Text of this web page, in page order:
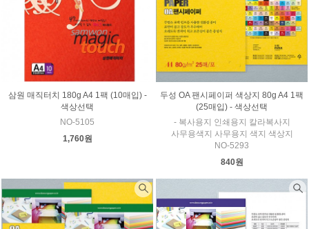
삼원 매직터치 180g A4 1팩 (10매입) -
색상선택
NO-5105
1,760원
두성 OA 팬시페이퍼 색상지 80g A4 1팩
(25매입) - 색상선택
- 복사용지 인쇄용지 칼라복사지
사무용색지 사무용지 색지 색상지
NO-5293
840원